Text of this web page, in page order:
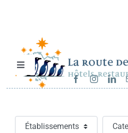
Toggle
Navigation
Hébergements et restaurants
Séjours & randonnées
Select search type Category